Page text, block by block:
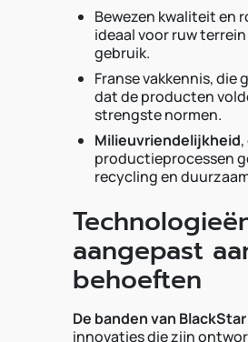
Bewezen kwaliteit en
ideaal voor ruw
gebruik.
Franse vakkennis, die
dat de producten
strengste normen.
Milieuvriendelijkheid
productieprocessen
recycling en
aangepast
behoeften
De banden van BlackStar
innovaties die zijn